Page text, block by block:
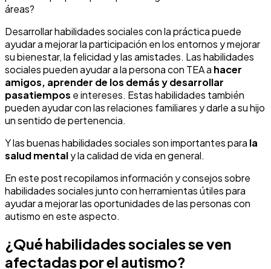
áreas?
Desarrollar habilidades sociales con la práctica puede
ayudar a mejorar la participación en los entornos y mejorar
su bienestar, la felicidad y las amistades. Las habilidades
sociales pueden ayudar a la persona con TEA a hacer
amigos, aprender de los demás y desarrollar
pasatiempos e intereses. Estas habilidades también
pueden ayudar con las relaciones familiares y darle a su hijo
un sentido de pertenencia.
Y las buenas habilidades sociales son importantes para la
salud mentaly la calidad de vida en general.
En este post recopilamos información y consejos sobre
habilidades sociales junto con herramientas útiles para
ayudar a mejorar las oportunidades de las personas con
autismo en este aspecto.
¿Qué habilidades sociales se ven
afectadas por el autismo?